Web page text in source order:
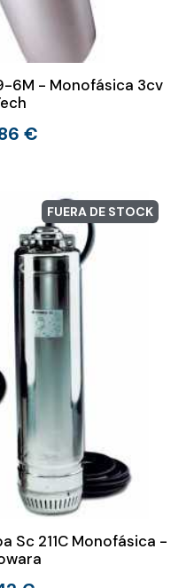
6M - Monofásica 3cv
€
FUERA DE STOCK
Sc 211C Monofásica -